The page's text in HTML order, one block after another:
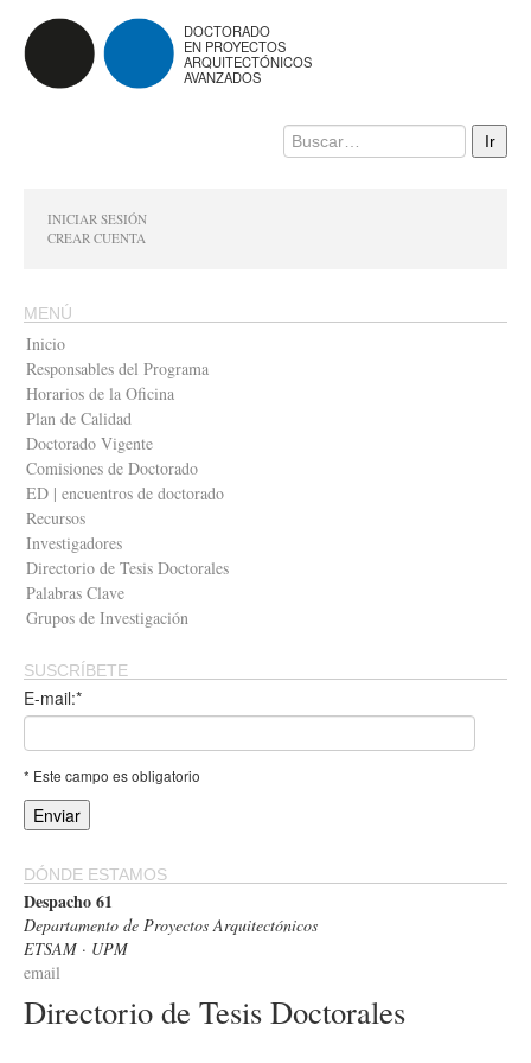
DOCTORADO
EN PROYECTOS
ARQUITECTÓNICOS
AVANZADOS
INICIAR SESIÓN
CREAR CUENTA
MENÚ
Inicio
Responsables del Programa
Horarios de la Oficina
Plan de Calidad
Doctorado Vigente
Comisiones de Doctorado
ED | encuentros de doctorado
Recursos
Investigadores
Directorio de Tesis Doctorales
Palabras Clave
Grupos de Investigación
SUSCRÍBETE
E-mail:*
* Este campo es obligatorio
DÓNDE ESTAMOS
Despacho 61
Departamento de Proyectos Arquitectónicos
ETSAM · UPM
email
Directorio de Tesis Doctorales